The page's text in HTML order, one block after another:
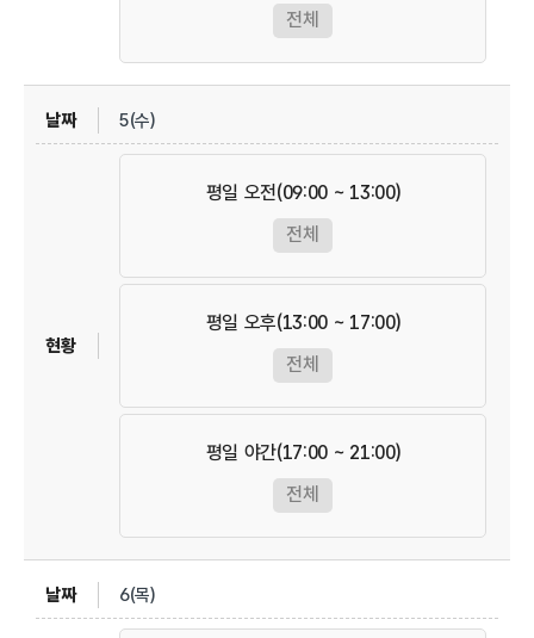
전체
5(수)
평일 오전(09:00 ~ 13:00)
전체
평일 오후(13:00 ~ 17:00)
전체
평일 야간(17:00 ~ 21:00)
전체
6(목)